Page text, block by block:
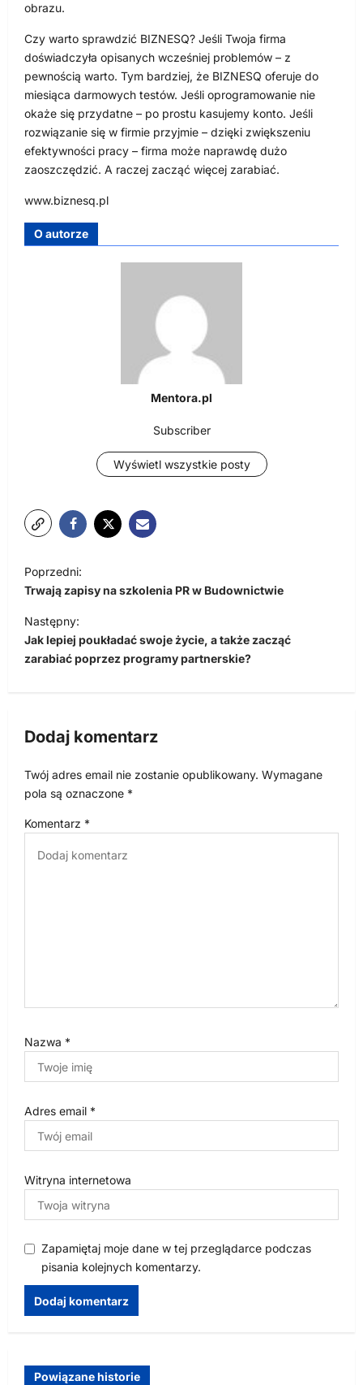
obrazu.
Czy warto sprawdzić BIZNESQ? Jeśli Twoja firma
doświadczyła opisanych wcześniej problemów – z
pewnością warto. Tym bardziej, że BIZNESQ oferuje do
miesiąca darmowych testów. Jeśli oprogramowanie nie
okaże się przydatne – po prostu kasujemy konto. Jeśli
rozwiązanie się w firmie przyjmie – dzięki zwiększeniu
efektywności pracy – firma może naprawdę dużo
zaoszczędzić. A raczej zacząć więcej zarabiać.
www.biznesq.pl
O autorze
Mentora.pl
Subscriber
Wyświetl wszystkie posty
N
a
w
i
g
j
w
p
i
Poprzedni:
Trwają zapisy na szkolenia PR w Budownictwie
Następny:
Jak lepiej poukładać swoje życie, a także zacząć
zarabiać poprzez programy partnerskie?
Dodaj komentarz
Twój adres email nie zostanie opublikowany. Wymagane
pola są oznaczone *
Komentarz *
Nazwa *
Adres email *
Witryna internetowa
Zapamiętaj moje dane w tej przeglądarce podczas
pisania kolejnych komentarzy.
Powiązane historie